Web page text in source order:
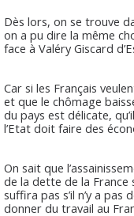
Dès lors, on se trouve
on a pu dire la même
face à Valéry Giscard
Car si les Français
et que le chômage
du pays est délicate,
l’Etat doit faire des
On sait que
de la dette de la France
suffira pas s’il n’y a pas
donner du travail au